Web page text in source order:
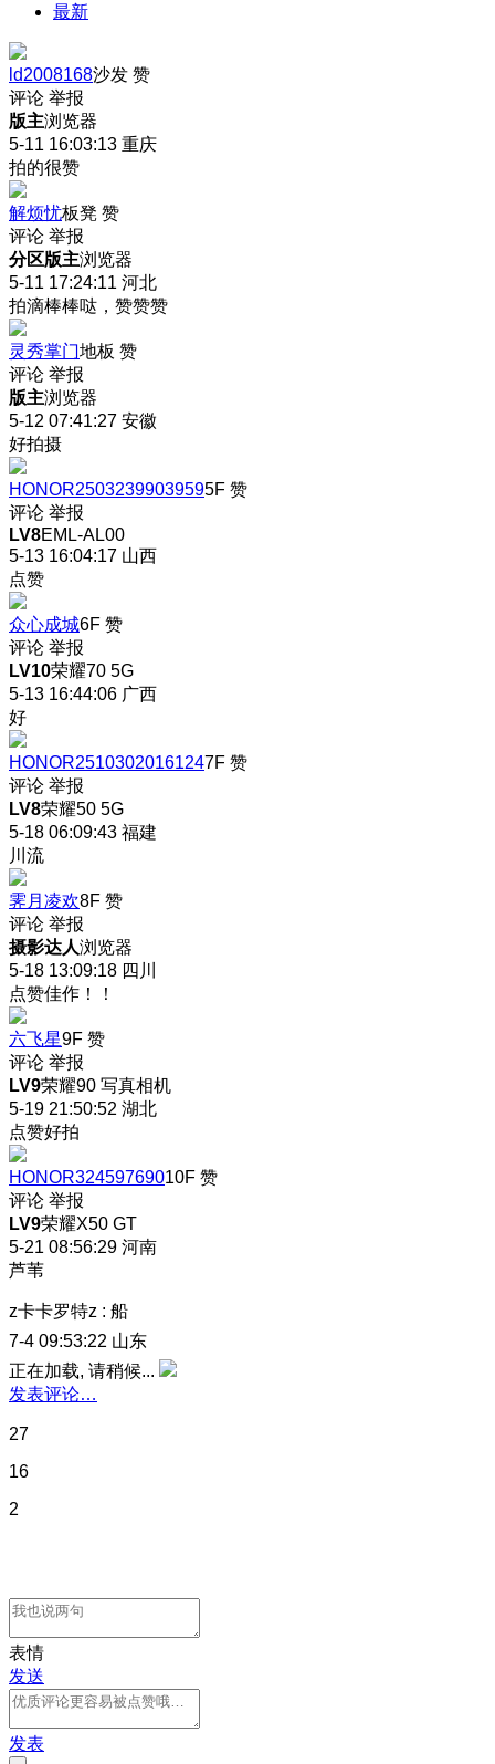
最新
ld2008168沙发 赞
评论 举报
版主浏览器
5-11 16:03:13 重庆
拍的很赞
解烦忧板凳 赞
评论 举报
分区版主浏览器
5-11 17:24:11 河北
拍滴棒棒哒，赞赞赞
灵秀掌门地板 赞
评论 举报
版主浏览器
5-12 07:41:27 安徽
好拍摄
HONOR25032399039595F 赞
评论 举报
LV8EML-AL00
5-13 16:04:17 山西
点赞
众心成城6F 赞
评论 举报
LV10荣耀70 5G
5-13 16:44:06 广西
好
HONOR25103020161247F 赞
评论 举报
LV8荣耀50 5G
5-18 06:09:43 福建
川流
霁月凌欢8F 赞
评论 举报
摄影达人浏览器
5-18 13:09:18 四川
点赞佳作！！
六飞星9F 赞
评论 举报
LV9荣耀90 写真相机
5-19 21:50:52 湖北
点赞好拍
HONOR32459769010F 赞
评论 举报
LV9荣耀X50 GT
5-21 08:56:29 河南
芦苇
z卡卡罗特z : 船
7-4 09:53:22 山东
正在加载, 请稍候...
发表评论…
27
16
2
表情
发送
发表